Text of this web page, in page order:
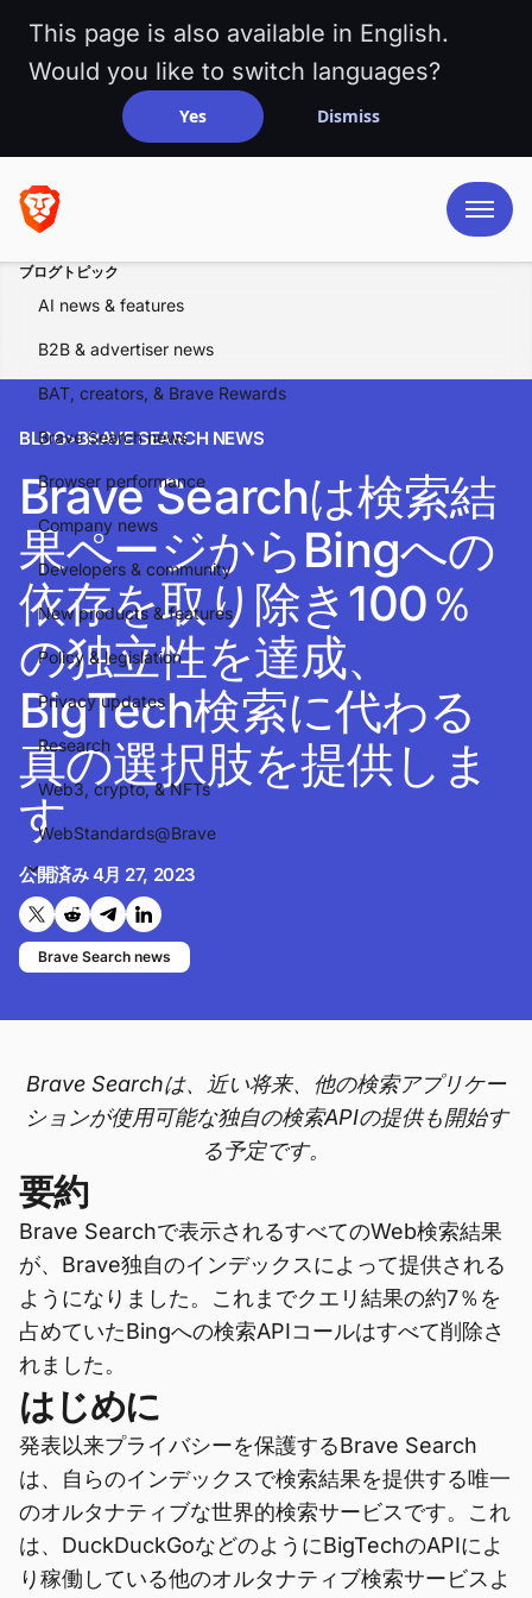
This page is also available in English.
Would you like to switch languages?
Yes Dismiss
ブログトピック
AI news & features
B2B & advertiser news
BAT, creators, & Brave Rewards
Brave Search news
Browser performance
Company news
Developers & community
New products & features
Policy & legislation
Privacy updates
Research
Web3, crypto, & NFTs
WebStandards@Brave
BLOG>BRAVE SEARCH NEWS
Brave Searchは検索結
果ページからBingへの
依存を取り除き100％
の独立性を達成、
BigTech検索に代わる
真の選択肢を提供しま
す
公開済み4月 27, 2023
Twitterで共有する
Reddit で共有
Telegramで共有
LinkedInで共有
Brave Search news
Brave Searchは、近い将来、他の検索アプリケー
ションが使用可能な独自の検索APIの提供も開始す
る予定です。
要約
Brave Searchで表示されるすべてのWeb検索結果
が、Brave独自のインデックスによって提供される
ようになりました。これまでクエリ結果の約7％を
占めていたBingへの検索APIコールはすべて削除さ
れました。
はじめに
発表以来プライバシーを保護するBrave Search
は、自らのインデックスで検索結果を提供する唯一
のオルタナティブな世界的検索サービスです。これ
は、DuckDuckGoなどのようにBigTechのAPIによ
り稼働している他のオルタナティブ検索サービスよ